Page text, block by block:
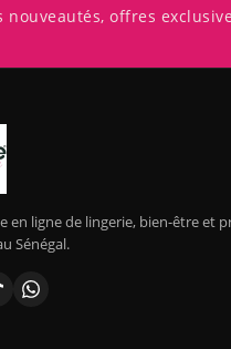
nouveautés, offres
en ligne de lingerie, bien-être et
Sénégal.